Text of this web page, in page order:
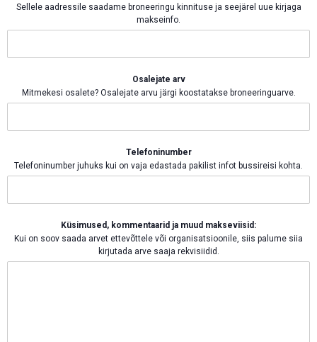
Sellele aadressile saadame broneeringu kinnituse ja seejärel uue kirjaga
makseinfo.
Osalejate arv
Mitmekesi osalete? Osalejate arvu järgi koostatakse broneeringuarve.
Telefoninumber
Telefoninumber juhuks kui on vaja edastada pakilist infot bussireisi kohta.
Küsimused, kommentaarid ja muud makseviisid:
Kui on soov saada arvet ettevõttele või organisatsioonile, siis palume siia
kirjutada arve saaja rekvisiidid.